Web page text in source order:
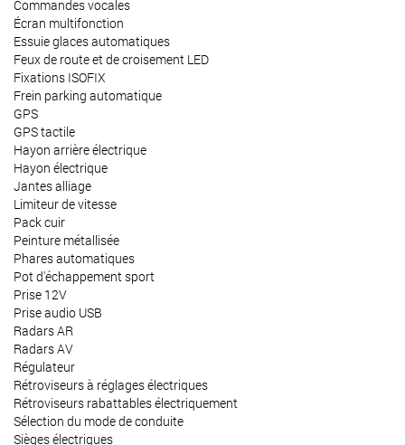
Commandes vocales
Écran multifonction
Essuie glaces automatiques
Feux de route et de croisement LED
Fixations ISOFIX
Frein parking automatique
GPS
GPS tactile
Hayon arrière électrique
Hayon électrique
Jantes alliage
Limiteur de vitesse
Pack cuir
Peinture métallisée
Phares automatiques
Pot d'échappement sport
Prise 12V
Prise audio USB
Radars AR
Radars AV
Régulateur
Rétroviseurs à réglages électriques
Rétroviseurs rabattables électriquement
Sélection du mode de conduite
Sièges électriques